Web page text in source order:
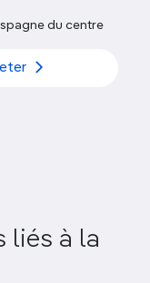
du centre
liés à la